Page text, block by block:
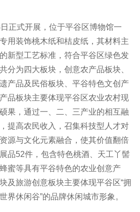
正式开展，位于平谷区博物馆一
用装饰桃木纸和桔皮纸，其材料主
新型工艺标准，符合平谷区绿色发
分为四大板块，创意农产品板块、
产品及民俗板块、 平谷特色文创产
品板块主要体现平谷区农业农村现
果，通过一、二、三产业的相互融
提高农民收入，召集科技型人才对
源与文化元素融合，使其价值翻倍
品52件，包含特色桃酒、天工丫髻
蜜等具有平谷特色的农业创意产
及旅游创意板块主要体现平谷区“拥
界休闲谷”的品牌休闲城市形象。